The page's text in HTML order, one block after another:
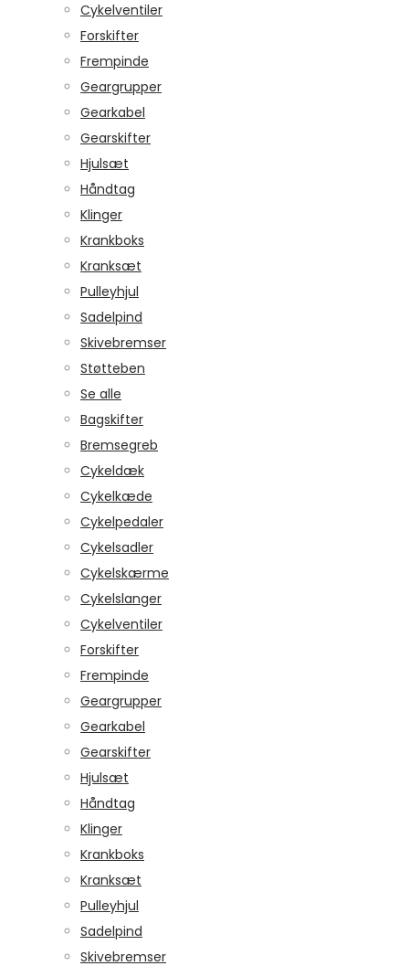
Cykelventiler
Forskifter
Frempinde
Geargrupper
Gearkabel
Gearskifter
Hjulsæt
Håndtag
Klinger
Krankboks
Kranksæt
Pulleyhjul
Sadelpind
Skivebremser
Støtteben
Se alle
Bagskifter
Bremsegreb
Cykeldæk
Cykelkæde
Cykelpedaler
Cykelsadler
Cykelskærme
Cykelslanger
Cykelventiler
Forskifter
Frempinde
Geargrupper
Gearkabel
Gearskifter
Hjulsæt
Håndtag
Klinger
Krankboks
Kranksæt
Pulleyhjul
Sadelpind
Skivebremser